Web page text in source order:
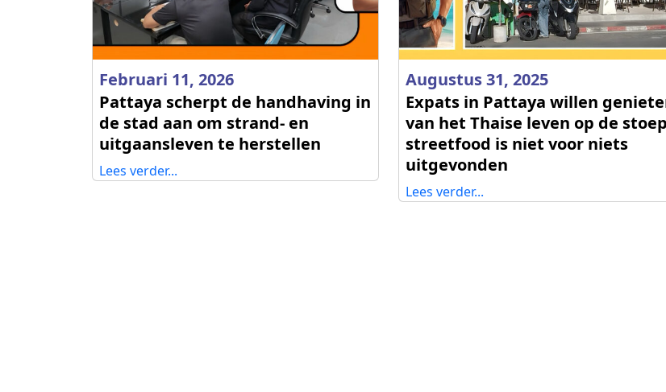
Februari 11, 2026
Pattaya scherpt de handhaving in
de stad aan om strand- en
uitgaansleven te herstellen
Lees verder...
Augustus 31, 2025
Expats in Pattaya willen
van het Thaise leven op de
streetfood is niet voor niets
uitgevonden
Lees verder...